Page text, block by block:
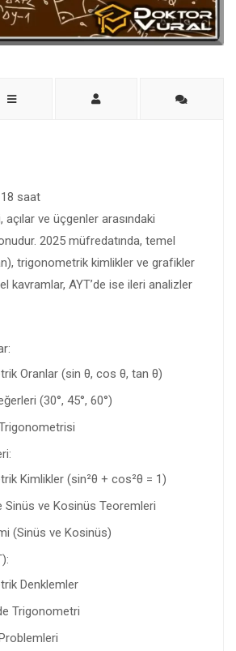
saat
ve üçgenler arasındaki
2025 müfredatında, temel
trigonometrik kimlikler ve grafikler
kavramlar, AYT’de ise ileri analizler
Oranlar (sin θ, cos θ, tan θ)
(30°, 45°, 60°)
Kimlikler (sin²θ + cos²θ = 1)
Sinüs ve Kosinüs Teoremleri
(Sinüs ve Kosinüs)
Denklemler
Trigonometri